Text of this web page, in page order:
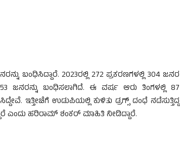
ಬಂಧಿಸಿದ್ದಾರೆ. 2023ರಲ್ಲಿ 272 ಪ್ರಕರಣಗಳಲ್ಲಿ 304 ಜನರ
ಜನರನ್ನು ಬಂಧಿಸಲಾಗಿದೆ. ಈ ವರ್ಷ ಆರು ತಿಂಗಳಲ್ಲಿ 87
ಇತ್ತೀಚೆಗೆ ಉಡುಪಿಯಲ್ಲಿ ಕುಳಿತು ಡ್ರಗ್ಸ್ ದಂಧೆ ನಡೆಸುತ್ತಿದ್ದ
ಎಂದು ಹರಿರಾಮ್ ಶಂಕರ್ ಮಾಹಿತಿ ನೀಡಿದ್ದಾರೆ.